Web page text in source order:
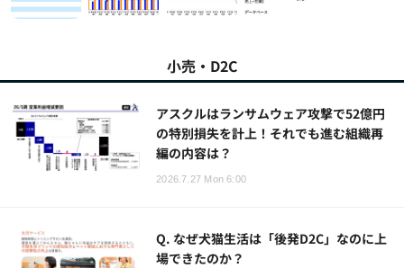
小売・D2C
アスクルはランサムウェア攻撃で52億円
の特別損失を計上！それでも進む組織再
編の内容は？
2026.7.27 Mon 6:00
Q. なぜ犬猫生活は「後発D2C」なのに上
場できたのか？